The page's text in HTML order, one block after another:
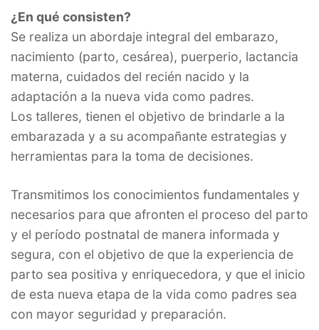
¿En qué consisten?
Se realiza un abordaje integral del embarazo,
nacimiento (parto, cesárea), puerperio, lactancia
materna, cuidados del recién nacido y la
adaptación a la nueva vida como padres.
Los talleres, tienen el objetivo de brindarle a la
embarazada y a su acompañante estrategias y
herramientas para la toma de decisiones.
Transmitimos los conocimientos fundamentales y
necesarios para que afronten el proceso del parto
y el período postnatal de manera informada y
segura, con el objetivo de que la experiencia de
parto sea positiva y enriquecedora, y que el inicio
de esta nueva etapa de la vida como padres sea
con mayor seguridad y preparación.